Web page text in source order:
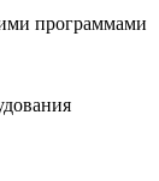
программами